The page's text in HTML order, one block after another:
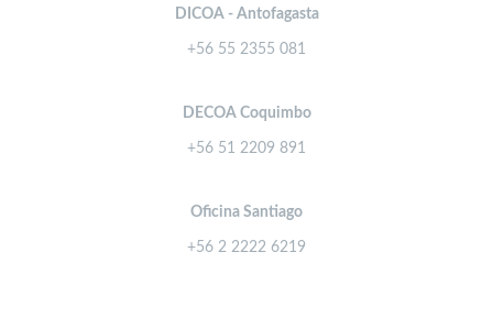
DICOA - Antofagasta
+56 55 2355 081
DECOA Coquimbo
+56 51 2209 891
Oficina Santiago
+56 2 2222 6219